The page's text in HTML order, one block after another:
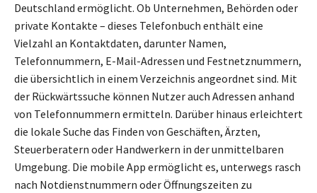
Deutschland ermöglicht. Ob Unternehmen, Behörden oder
private Kontakte – dieses Telefonbuch enthält eine
Vielzahl an Kontaktdaten, darunter Namen,
Telefonnummern, E-Mail-Adressen und Festnetznummern,
die übersichtlich in einem Verzeichnis angeordnet sind. Mit
der Rückwärtssuche können Nutzer auch Adressen anhand
von Telefonnummern ermitteln. Darüber hinaus erleichtert
die lokale Suche das Finden von Geschäften, Ärzten,
Steuerberatern oder Handwerkern in der unmittelbaren
Umgebung. Die mobile App ermöglicht es, unterwegs rasch
nach Notdienstnummern oder Öffnungszeiten zu